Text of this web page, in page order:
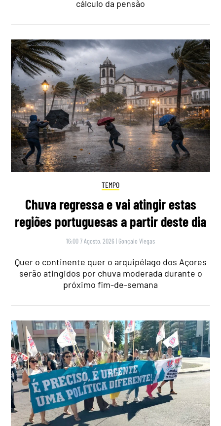
cálculo da pensão
TEMPO
Chuva regressa e vai atingir estas
regiões portuguesas a partir deste dia
16:00 7 Agosto, 2026 | Gonçalo Viegas
Quer o continente quer o arquipélago dos Açores
serão atingidos por chuva moderada durante o
próximo fim-de-semana